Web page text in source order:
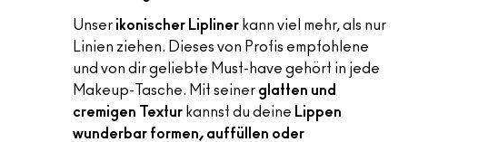
Unser ikonischer Liplinerkann viel mehr, als nur
Linien ziehen. Dieses von Profis empfohlene
und von dir geliebte Must-have gehört in jede
Makeup-Tasche. Mit seiner glatten und
cremigen Texturkannst du deine Lippen
wunderbar formen, auffüllen oder